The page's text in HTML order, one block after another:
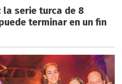
la serie turca de 8
terminar en un fin